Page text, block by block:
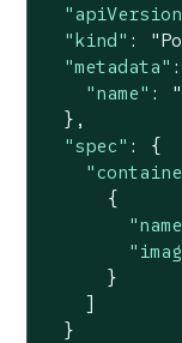
"kind" :
"metadata"
"name" :
  },
"spec" : {
      {
      }
    ]
  }